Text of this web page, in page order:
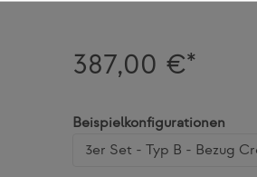
387,00 €*
Beispielkonfigurationen